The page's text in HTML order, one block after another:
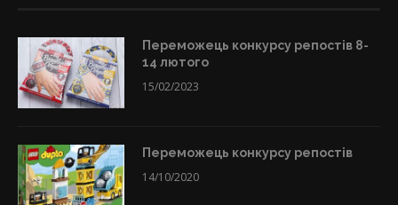
Переможець конкурсу репостів 8-
14 лютого
15/02/2023
Переможець конкурсу репостів
14/10/2020